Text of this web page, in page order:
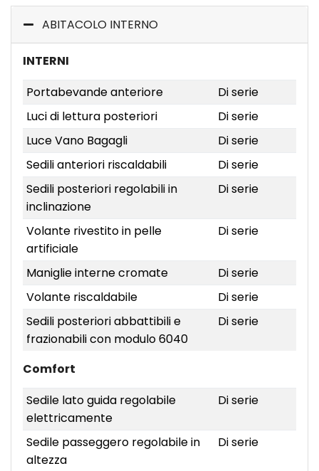
ABITACOLO INTERNO
INTERNI
Portabevande anteriore
Di serie
Luci di lettura posteriori
Di serie
Luce Vano Bagagli
Di serie
Sedili anteriori riscaldabili
Di serie
Sedili posteriori regolabili in
inclinazione
Di serie
Volante rivestito in pelle
artificiale
Di serie
Maniglie interne cromate
Di serie
Volante riscaldabile
Di serie
Sedili posteriori abbattibili e
frazionabili con modulo 6040
Di serie
Comfort
Sedile lato guida regolabile
elettricamente
Di serie
Sedile passeggero regolabile in
altezza
Di serie